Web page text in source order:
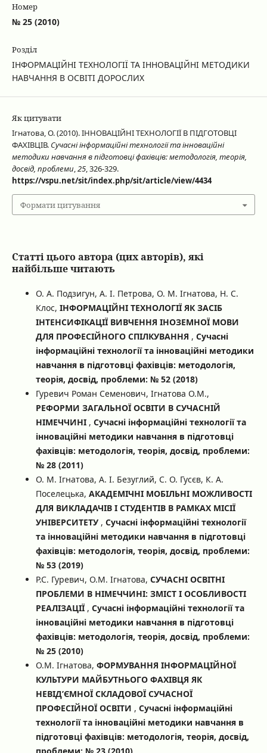
Номер
№ 25 (2010)
Розділ
ІНФОРМАЦІЙНІ ТЕХНОЛОГІЇ ТА ІННОВАЦІЙНІ МЕТОДИКИ
НАВЧАННЯ В ОСВІТІ ДОРОСЛИХ
Як цитувати
Ігнатова, О. (2010). ІННОВАЦІЙНІ ТЕХНОЛОГІЇ В ПІДГОТОВЦІ
ФАХІВЦІВ. Сучасні інформаційні технології та інноваційні
методики навчання в підготовці фахівців: методологія, теорія,
досвід, проблеми,25, 326-329.
https://vspu.net/sit/index.php/sit/article/view/4434
Формати цитування
Статті цього автора (цих авторів), які
найбільше читають
О. А. Подзигун, А. І. Петрова, О. М. Ігнатова, Н. С.
Клос, ІНФОРМАЦІЙНІ ТЕХНОЛОГІЇ ЯК ЗАСІБ
ІНТЕНСИФІКАЦІЇ ВИВЧЕННЯ ІНОЗЕМНОЇ МОВИ
ДЛЯ ПРОФЕСІЙНОГО СПІЛКУВАННЯ , Сучасні
інформаційні технології та інноваційні методики
навчання в підготовці фахівців: методологія,
теорія, досвід, проблеми: № 52 (2018)
Гуревич Роман Семенович, Ігнатова О.М.,
РЕФОРМИ ЗАГАЛЬНОЇ ОСВІТИ В СУЧАСНІЙ
НІМЕЧЧИНІ , Сучасні інформаційні технології та
інноваційні методики навчання в підготовці
фахівців: методологія, теорія, досвід, проблеми:
№ 28 (2011)
О. М. Ігнатова, А. І. Безуглий, С. О. Гусєв, К. А.
Поселецька, АКАДЕМІЧНІ МОБІЛЬНІ МОЖЛИВОСТІ
ДЛЯ ВИКЛАДАЧІВ І СТУДЕНТІВ В РАМКАХ МІСІЇ
УНІВЕРСИТЕТУ , Сучасні інформаційні технології
та інноваційні методики навчання в підготовці
фахівців: методологія, теорія, досвід, проблеми:
№ 53 (2019)
Р.С. Гуревич, О.М. Ігнатова, СУЧАСНІ ОСВІТНІ
ПРОБЛЕМИ В НІМЕЧЧИНІ: ЗМІСТ І ОСОБЛИВОСТІ
РЕАЛІЗАЦІЇ , Сучасні інформаційні технології та
інноваційні методики навчання в підготовці
фахівців: методологія, теорія, досвід, проблеми:
№ 25 (2010)
О.М. Ігнатова, ФОРМУВАННЯ ІНФОРМАЦІЙНОЇ
КУЛЬТУРИ МАЙБУТНЬОГО ФАХІВЦЯ ЯК
НЕВІД’ЄМНОЇ СКЛАДОВОЇ СУЧАСНОЇ
ПРОФЕСІЙНОЇ ОСВІТИ , Сучасні інформаційні
технології та інноваційні методики навчання в
підготовці фахівців: методологія, теорія, досвід,